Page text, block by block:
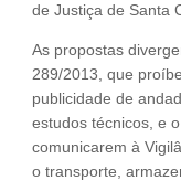
de Justiça de Santa
As propostas
289/2013, que
publicidade de
estudos técnicos, e
comunicarem à
o transporte,